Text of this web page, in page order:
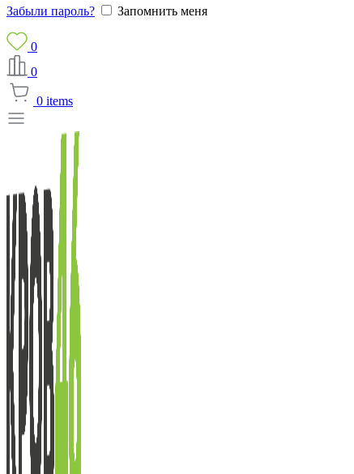
Забыли пароль? Запомнить меня
0
0
0 items